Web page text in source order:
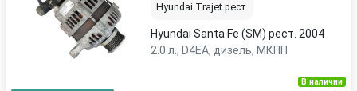
Hyundai Trajet рест.
Hyundai Santa Fe (SM) рест. 2004
2.0 л., D4EA, дизель, МКПП
В наличии